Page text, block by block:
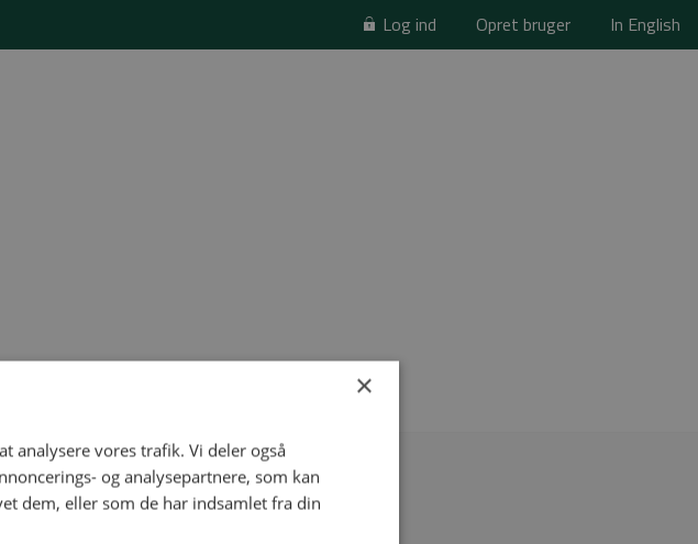
Log ind Opret bruger In English
af
×
analysere vores trafik. Vi deler også
og analysepartnere, som kan
dem, eller som de har indsamlet fra din